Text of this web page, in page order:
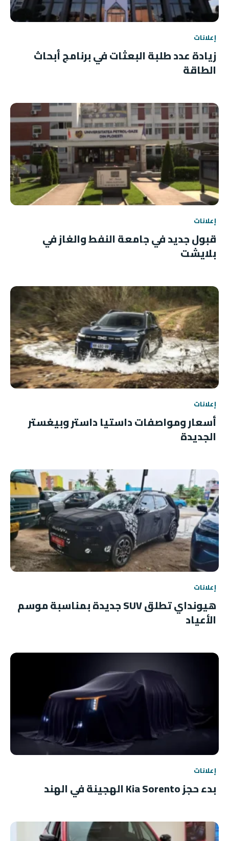
إعلانات
زيادة عدد طلبة البعثات في برنامج أبحاث
الطاقة
إعلانات
قبول جديد في جامعة النفط والغاز في
بلايشت
إعلانات
أسعار ومواصفات داستيا داستر وبيغستر
الجديدة
إعلانات
هيونداي تطلق SUV جديدة بمناسبة موسم
الأعياد
إعلانات
بدء حجز Kia Sorento الهجينة في الهند